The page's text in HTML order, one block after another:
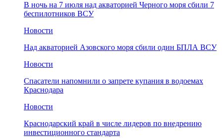
В ночь на 7 июля над акваторией Черного моря сбили 7
беспилотников ВСУ
Новости
Над акваторией Азовского моря сбили один БПЛА ВСУ
Новости
Спасатели напомнили о запрете купания в водоемах
Краснодара
Новости
Краснодарский край в числе лидеров по внедрению
инвестиционного стандарта